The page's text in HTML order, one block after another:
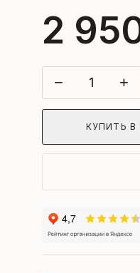
2
− +
КУПИТЬ В